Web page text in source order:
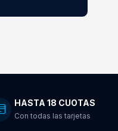
HASTA 18 CUOTAS
Con todas las tarjetas